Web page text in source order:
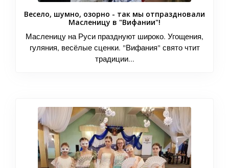
Весело, шумно, озорно - так мы отпраздновали
Масленицу в "Вифании"!
Масленицу на Руси празднуют широко. Угощения,
гуляния, весёлые сценки. "Вифания" свято чтит
традиции...